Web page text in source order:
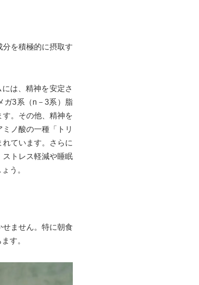
を積極的に摂取す
は、精神を安定さ
ガ3系（n－3系）脂
。その他、精神を
ノ酸の一種「トリ
ています。さらに
トレス軽減や睡眠
う。
ません。特に朝食
す。